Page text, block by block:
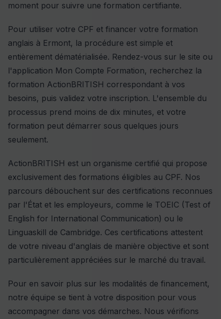
moment pour suivre une formation certifiante.
Pour utiliser votre CPF et financer votre formation
anglais à Ermont, la procédure est simple et
entièrement dématérialisée. Rendez-vous sur le site ou
l'application Mon Compte Formation, recherchez la
formation ActionBRITISH correspondant à vos
besoins, puis validez votre inscription. L'ensemble du
processus prend moins de dix minutes, et votre
formation peut démarrer sous quelques jours
seulement.
ActionBRITISH est un organisme certifié qui propose
exclusivement des formations éligibles au CPF. Nos
parcours débouchent sur des certifications reconnues
par l'État et les employeurs, comme le TOEIC (Test of
English for International Communication) ou le
Linguaskill de Cambridge. Ces certifications attestent
de votre niveau d'anglais de manière objective et sont
particulièrement appréciées sur le marché du travail.
Pour en savoir plus sur les modalités de financement,
notre équipe se tient à votre disposition pour vous
accompagner dans vos démarches. Nous vérifions